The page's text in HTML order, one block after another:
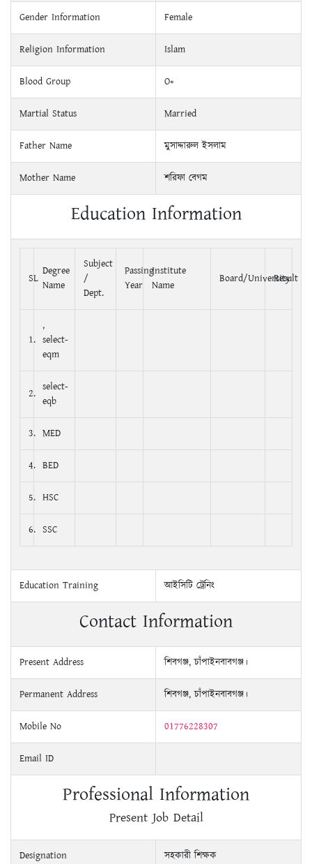
Gender Information Female
Religion Information Islam
Blood Group O+
Martial Status Married
Father Name মুসাদ্দারুল ইসলাম
Mother Name শরিফা বেগম
Education Information
SL
Degree
Name
Subject
/
Dept.
Passing
Year
Institute
Name
Board/University
Result
1.
,
select-
eqm
2. select-
eqb
3. MED
4. BED
5. HSC
6. SSC
Education Training আইসিটি ট্রেনিং
Contact Information
Present Address শিবগঞ্জ, চাঁপাইনবাবগঞ্জ।
Permanent Address শিবগঞ্জ, চাঁপাইনবাবগঞ্জ।
Mobile No 01776228307
Email ID
Professional Information
Present Job Detail
Designation সহকারী শিক্ষক